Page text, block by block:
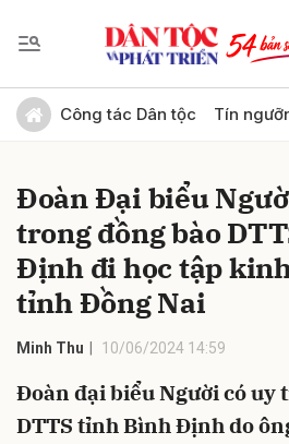
Công tác Dân tộc Tín
Đoàn Đại biểu
trong đồng bào
Định đi học tập
tỉnh Đồng Nai
Minh Thu 10/06/2024 14:59
Đoàn đại biểu Người có uy
DTTS tỉnh Bình Định do
Gửi bình luận